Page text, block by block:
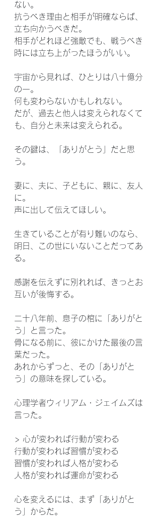
ない。
抗うべき理由と相手が明確ならば、
立ち向かうべきだ。
相手がどれほど強敵でも、戦うべき
時には立ち上がったほうがいい。
宇宙から見れば、ひとりは八十億分
の一。
何も変わらないかもしれない。
だが、過去と他人は変えられなくて
も、自分と未来は変えられる。
その鍵は、「ありがとう」だと思
う。
妻に、夫に、子どもに、親に、友人
に。
声に出して伝えてほしい。
生きていることが有り難いのなら、
明日、この世にいないことだってあ
る。
感謝を伝えずに別れれば、きっとお
互いが後悔する。
二十八年前、息子の棺に「ありがと
う」と言った。
骨になる前に、彼にかけた最後の言
葉だった。
あれからずっと、その「ありがと
う」の意味を探している。
心理学者ウィリアム・ジェイムズは
言った。
> 心が変われば行動が変わる
行動が変われば習慣が変わる
習慣が変われば人格が変わる
人格が変われば運命が変わる
心を変えるには、まず「ありがと
う」からだ。